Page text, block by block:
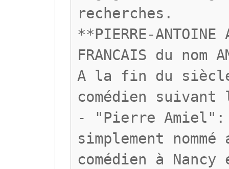
recherches.
**PIERRE-
FRANCAIS du nom
A la fin du
comédien
- "Pierre
simplement
comédien à